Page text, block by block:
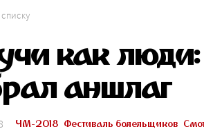
как
аншлаг
ЧМ-2018 Фестиваль болельщиков